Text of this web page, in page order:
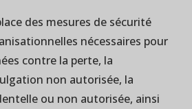
des mesures de sécurité
nécessaires pour
contre la perte, la
non autorisée, la
ou non autorisée, ainsi